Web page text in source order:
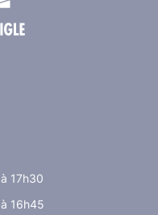
17h30
16h45